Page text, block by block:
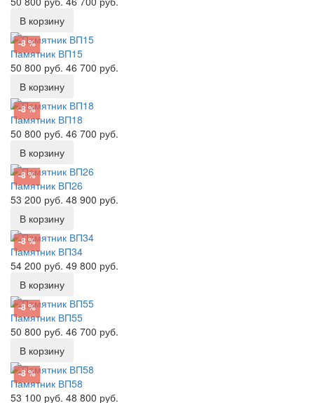
В корзину
-8 %
Памятник ВП15
50 800 руб. 46 700 руб.
В корзину
-8 %
Памятник ВП18
50 800 руб. 46 700 руб.
В корзину
-8 %
Памятник ВП26
53 200 руб. 48 900 руб.
В корзину
-8 %
Памятник ВП34
54 200 руб. 49 800 руб.
В корзину
-8 %
Памятник ВП55
50 800 руб. 46 700 руб.
В корзину
-8 %
Памятник ВП58
53 100 руб. 48 800 руб.